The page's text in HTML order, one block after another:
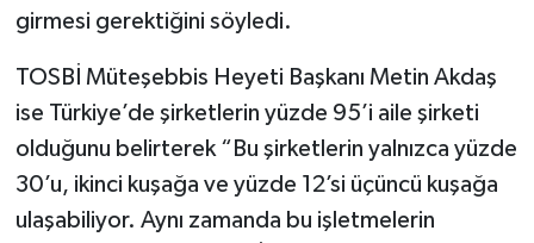
girmesi gerektiğini söyledi.
TOSBİ Müteşebbis Heyeti Başkanı Metin Akdaş
ise Türkiye’de şirketlerin yüzde 95’i aile şirketi
olduğunu belirterek “Bu şirketlerin yalnızca yüzde
30’u, ikinci kuşağa ve yüzde 12’si üçüncü kuşağa
ulaşabiliyor. Aynı zamanda bu işletmelerin